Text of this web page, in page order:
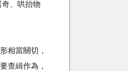
、哄抬物
相當關切，
查緝作為，